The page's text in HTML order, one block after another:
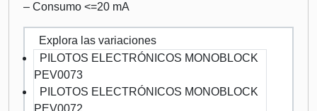
– Consumo <=20 mA
Explora las variaciones
PILOTOS ELECTRÓNICOS MONOBLOCK
PEV0073
PILOTOS ELECTRÓNICOS MONOBLOCK
PEV0072